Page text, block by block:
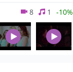
8 1 -10%